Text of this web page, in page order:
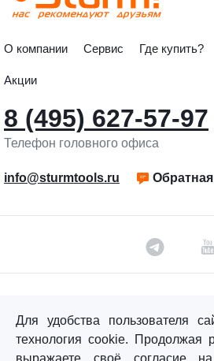
О компании Сервис Где купить?
Акции
8 (495) 627-57-97
Телефон головного офиса
info@sturmtools.ru
Все права защищены.
Политика обработки
Для удобства пользователя
технология cookie. Продолжая
выражаете своё согласие